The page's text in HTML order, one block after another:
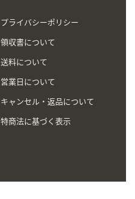
プライバシーポリシー
領収書について
送料について
営業日について
キャンセル・返品について
特商法に基づく表示